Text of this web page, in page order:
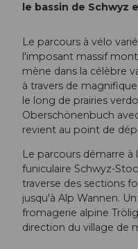
le bassin de Schwyz
Le parcours à vélo
l'imposant massif
mène dans la célèbre
à travers de
le long de prairies
Oberschönenbuch
revient au point de
Le parcours démarre à
funiculaire Schwyz-
traverse des sections
jusqu'à Alp Wannen.
fromagerie alpine
direction du village de